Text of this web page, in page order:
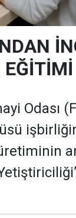
Odası